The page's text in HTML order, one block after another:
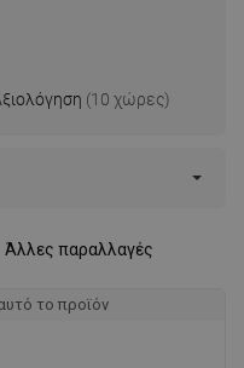
(10 χώρες)
Άλλες παραλλαγές
το προϊόν